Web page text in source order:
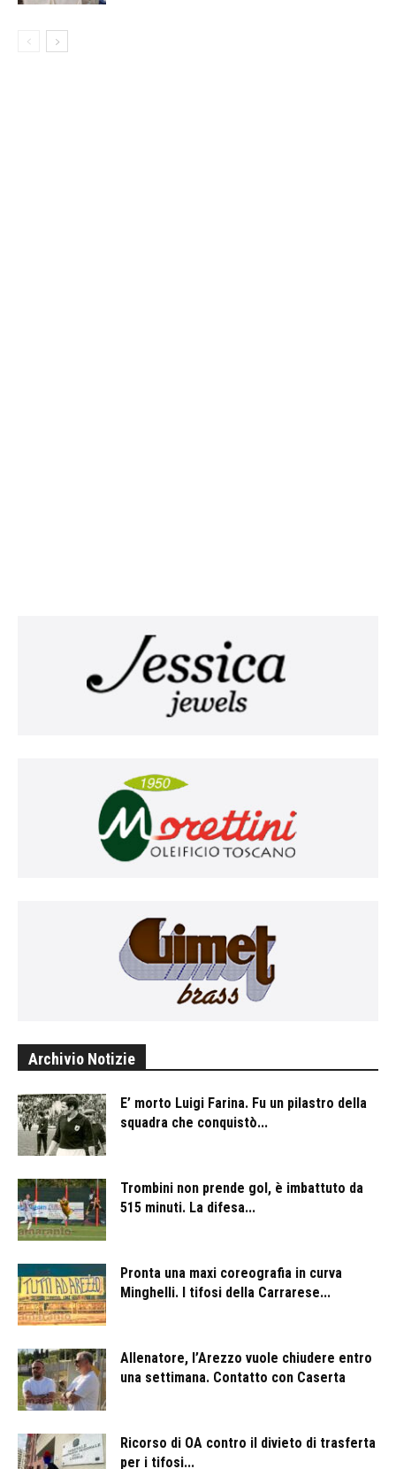
Archivio Notizie
E’ morto Luigi Farina. Fu un pilastro della
squadra che conquistò...
Trombini non prende gol, è imbattuto da
515 minuti. La difesa...
Pronta una maxi coreografia in curva
Minghelli. I tifosi della Carrarese...
Allenatore, l’Arezzo vuole chiudere entro
una settimana. Contatto con Caserta
Ricorso di OA contro il divieto di trasferta
per i tifosi...